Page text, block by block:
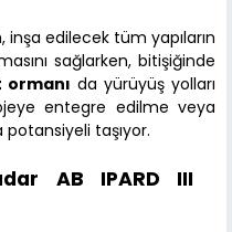
edilecek tüm yapıların
sağlarken, bitişiğinde
ormanı da yürüyüş yolları
entegre edilme veya
potansiyeli taşıyor.
AB IPARD III